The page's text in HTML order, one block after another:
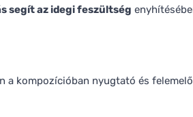
segít az idegi feszültség
a kompozícióban nyugtató és